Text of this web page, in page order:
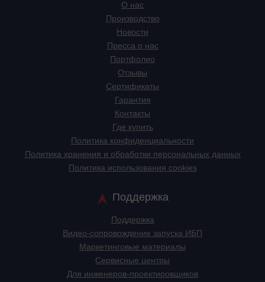
О нас
Производство
Новости
Пресса о нас
Портфолио
Отзывы
Сертификаты
Гарантия
Контакты
Где купить
Политика конфиденциальности
Политика хранения и обработки персональных данных
Политика использования cookies
Поддержка
Поддержка
Видео-сопровождение запуска ИБП
Маркетинговые материалы
Сервисные центры
Для инженеров-проектировщиков